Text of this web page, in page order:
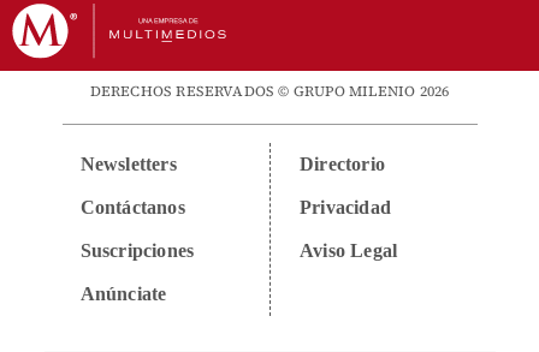
DERECHOS RESERVADOS © GRUPO MILENIO 2026
Newsletters
Contáctanos
Suscripciones
Anúnciate
Directorio
Privacidad
Aviso Legal